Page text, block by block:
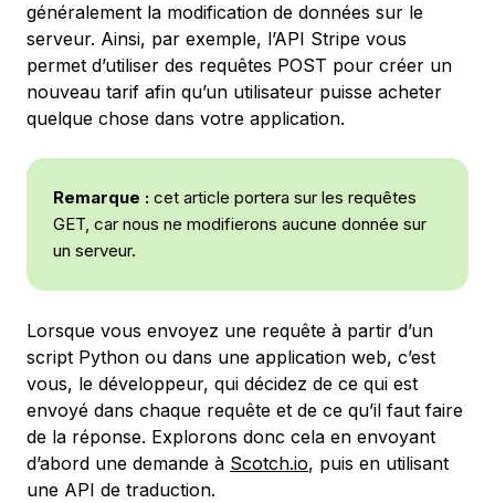
généralement la modification de données sur le
serveur. Ainsi, par exemple, l’API Stripe vous
permet d’utiliser des requêtes POST pour créer un
nouveau tarif afin qu’un utilisateur puisse acheter
quelque chose dans votre application.
Remarque : cet article portera sur les requêtes
GET, car nous ne modifierons aucune donnée sur
un serveur.
Lorsque vous envoyez une requête à partir d’un
script Python ou dans une application web, c’est
vous, le développeur, qui décidez de ce qui est
envoyé dans chaque requête et de ce qu’il faut faire
de la réponse. Explorons donc cela en envoyant
d’abord une demande à Scotch.io, puis en utilisant
une API de traduction.